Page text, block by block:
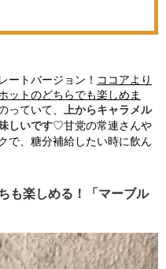
ートバージョン！ ココアより
ットのどちらでも楽しめま
っていて、
上からキャラメル
しいです♡甘党の常連さんや
で、糖分補給したい時に飲ん
も楽しめる！「マーブル